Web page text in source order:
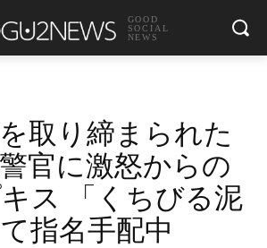
GOOD
SOCIAL
NEWS
取り締まられた
官に激怒からの
ス 「くちびる泥
指名手配中